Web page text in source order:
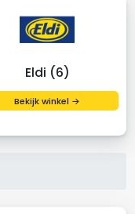
Eldi (6)
Bekijk winkel →